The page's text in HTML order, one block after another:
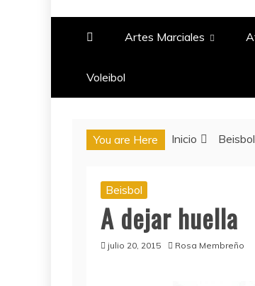
Artes Marciales
Voleibol​
You are Here Inicio Beisbol
Beisbol
A dejar huella
julio 20, 2015 Rosa Membreño